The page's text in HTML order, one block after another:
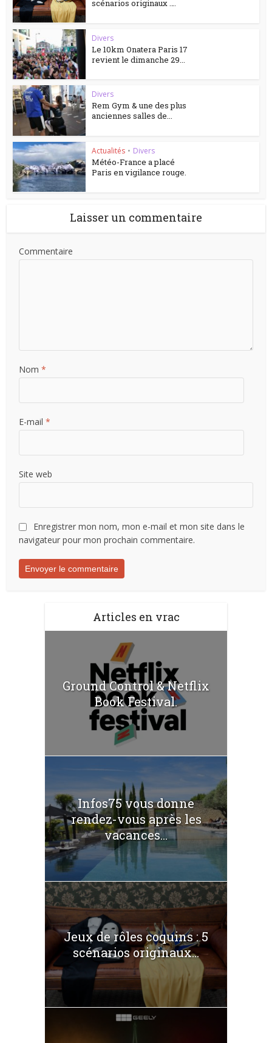
scénarios originaux ….
Divers
Le 10km Onatera Paris 17
revient le dimanche 29...
Divers
Rem Gym & une des plus
anciennes salles de...
Actualités • Divers
Météo-France a placé
Paris en vigilance rouge.
Laisser un commentaire
Commentaire
Nom*
E-mail*
Site web
Enregistrer mon nom, mon e-mail et mon site dans le
navigateur pour mon prochain commentaire.
Articles en vrac
Ground Control & Netflix
Book Festival.
Infos75 vous donne
rendez-vous après les
vacances...
Jeux de rôles coquins : 5
scénarios originaux...